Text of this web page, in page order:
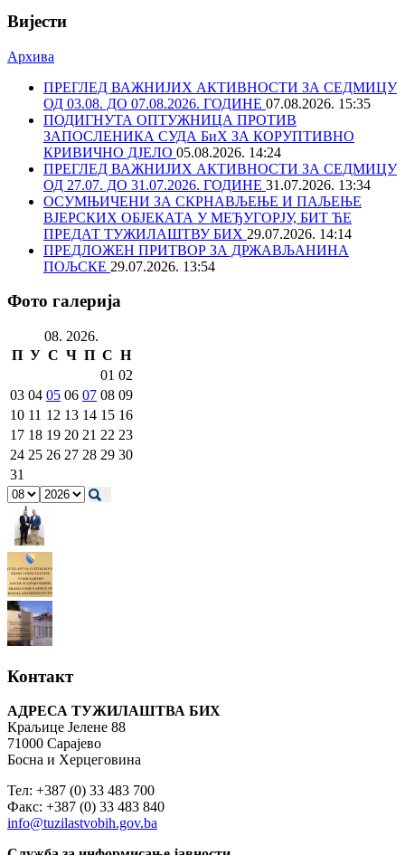
Вијести
Архива
ПРЕГЛЕД ВАЖНИЈИХ АКТИВНОСТИ ЗА СЕДМИЦУ
ОД 03.08. ДО 07.08.2026. ГОДИНЕ 07.08.2026. 15:35
ПОДИГНУТА ОПТУЖНИЦА ПРОТИВ
ЗАПОСЛЕНИКА СУДА БиХ ЗА КОРУПТИВНО
КРИВИЧНО ДЈЕЛО 05.08.2026. 14:24
ПРЕГЛЕД ВАЖНИЈИХ АКТИВНОСТИ ЗА СЕДМИЦУ
ОД 27.07. ДО 31.07.2026. ГОДИНЕ 31.07.2026. 13:34
ОСУМЊИЧЕНИ ЗА СКРНАВЉЕЊЕ И ПАЉЕЊЕ
ВЈЕРСКИХ ОБЈЕКАТА У МЕЂУГОРЈУ, БИТ ЋЕ
ПРЕДАТ ТУЖИЛАШТВУ БИХ 29.07.2026. 14:14
ПРЕДЛОЖЕН ПРИТВОР ЗА ДРЖАВЉАНИНА
ПОЉСКЕ 29.07.2026. 13:54
Фото галерија
08. 2026.
П У С Ч П С Н
01 02
03 04 05 06 07 08 09
10 11 12 13 14 15 16
17 18 19 20 21 22 23
24 25 26 27 28 29 30
31
Контакт
АДРЕСА ТУЖИЛАШТВА БИХ
Краљице Јелене 88
71000 Сарајево
Босна и Херцеговина
Тел: +387 (0) 33 483 700
Факс: +387 (0) 33 483 840
info@tuzilastvobih.gov.ba